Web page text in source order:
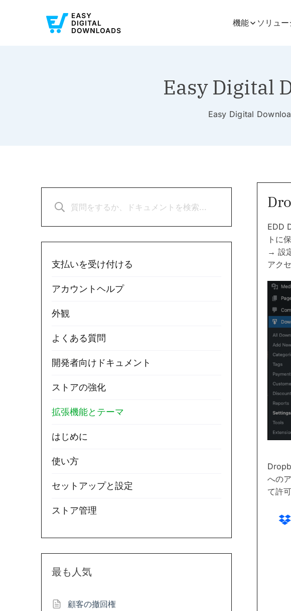
機能 ソリュ
Easy Digital
Easy Digital
支払いを受け付ける
アカウントヘルプ
外観
よくある質問
開発者向けドキュメント
ストアの強化
拡張機能とテーマ
はじめに
使い方
セットアップと設定
ストア管理
最も人気
顧客の撤回権
EDD
トに
→ 設
アク
への
て許